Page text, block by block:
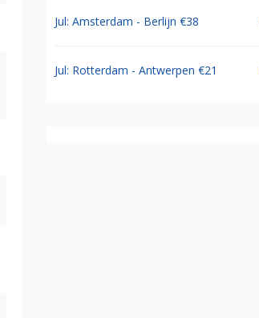
Jul: Amsterdam - Berlijn €38
Jul: Rotterdam - Antwerpen €21